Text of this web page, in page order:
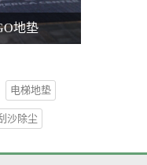
地垫
电梯地垫
沙除尘